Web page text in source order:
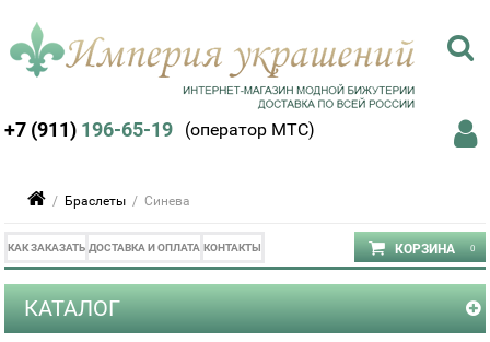
+7 (911) 196-65-19 (оператор МТС)
/ Браслеты / Синева
КАК ЗАКАЗАТЬ ДОСТАВКА И ОПЛАТА КОНТАКТЫ
КАТАЛОГ